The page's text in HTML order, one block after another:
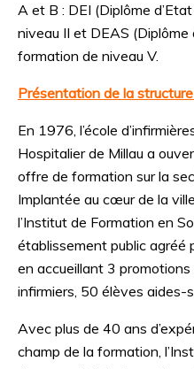
A et B : DEI (Diplôme
niveau II et DEAS (Diplôme
formation de niveau V.
Présentation de la
En 1976, l’école
Hospitalier de Millau a
offre de formation sur la
Implantée au cœur de la
l’Institut de Formation en
établissement public agréé
en accueillant 3
infirmiers, 50 élèves aides-
Avec plus de 40 ans
champ de la formation,